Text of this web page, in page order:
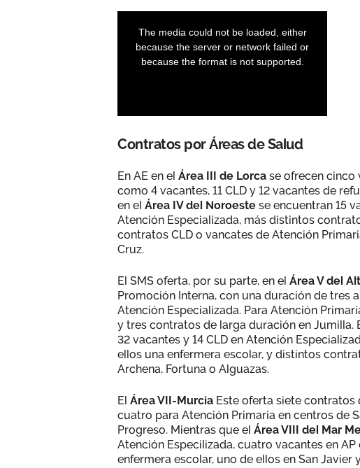
Contratos por Áreas de Salud
En AE en el Área III de Lorca se ofrecen cinco
como 4 vacantes, 11 CLD y 12 vacantes de
en el Área IV del Noroeste se encuentran 15
Atención Especializada, más distintos
contratos CLD o vancates de Atención
Cruz.
El SMS oferta, por su parte, en el Área V del
Promoción Interna, con una duración de tres
Atención Especializada. Para Atención
y tres contratos de larga duración en Jumilla.
32 vacantes y 14 CLD en Atención
ellos una enfermera escolar, y distintos
Archena, Fortuna o Alguazas.
El Área VII-Murcia Este oferta siete contratos
cuatro para Atención Primaria en centros de
Progreso. Mientras que el Área VIII del Mar
Atención Especilizada, cuatro vacantes en
enfermera escolar, uno de ellos en San